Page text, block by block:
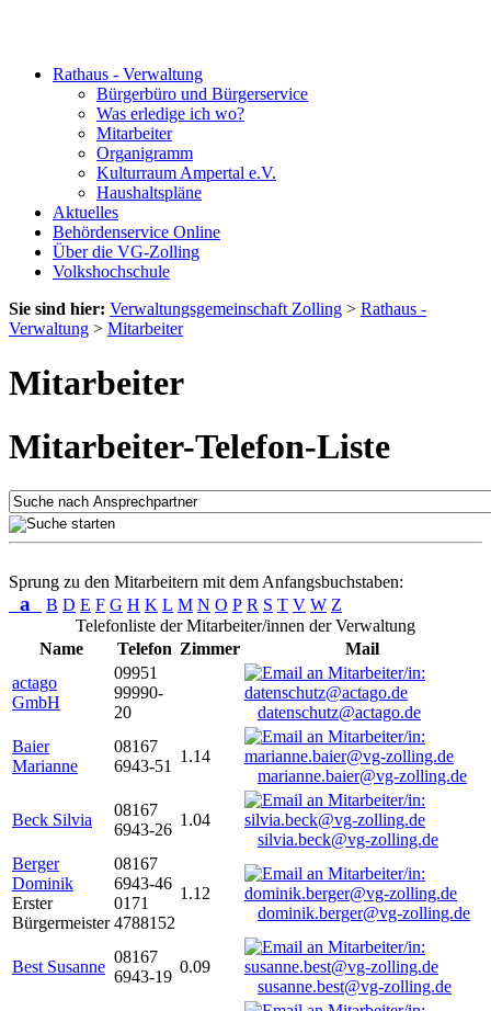
Rathaus - Verwaltung
Bürgerbüro und Bürgerservice
Was erledige ich wo?
Mitarbeiter
Organigramm
Kulturraum Ampertal e.V.
Haushaltspläne
Aktuelles
Behördenservice Online
Über die VG-Zolling
Volkshochschule
Sie sind hier: Verwaltungsgemeinschaft Zolling > Rathaus -
Verwaltung > Mitarbeiter
Mitarbeiter
Mitarbeiter-Telefon-Liste
Sprung zu den Mitarbeitern mit dem Anfangsbuchstaben:
a B D E F G H K L M N O P R S T V W Z
Telefonliste der Mitarbeiter/innen der Verwaltung
Name
Telefon Zimmer
Mail
actago
GmbH
09951
99990-
20
datenschutz@actago.de
Baier
Marianne
08167
6943-51
1.14
marianne.baier@vg-zolling.de
Beck Silvia
08167
6943-26
1.04
silvia.beck@vg-zolling.de
Berger
Dominik
Erster
Bürgermeister
08167
6943-46
0171
4788152
1.12
dominik.berger@vg-zolling.de
Best Susanne
08167
6943-19
0.09
susanne.best@vg-zolling.de